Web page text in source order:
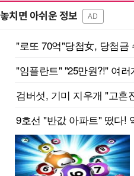
놓치면 아쉬운 정보 AD